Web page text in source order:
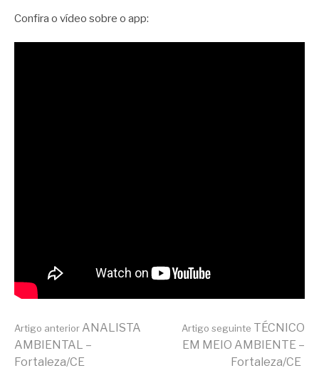
Confira o vídeo sobre o app:
Continue
Artigo anterior ANALISTA
AMBIENTAL –
Fortaleza/CE
Artigo seguinte TÉCNICO
EM MEIO AMBIENTE –
Fortaleza/CE